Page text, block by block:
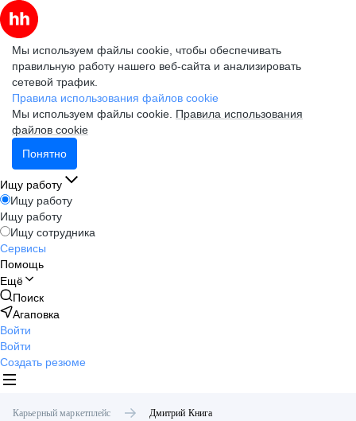
Мы используем файлы cookie, чтобы обеспечивать
правильную работу нашего веб-сайта и анализировать
сетевой трафик.
Правила использования файлов cookie
Мы используем файлы cookie. Правила использования
файлов cookie
Понятно
Ищу работу
Ищу работу
Ищу работу
Ищу сотрудника
Сервисы
Помощь
Ещё
Поиск
Агаповка
Войти
Войти
Создать резюме
Карьерный маркетплейс Дмитрий Книга